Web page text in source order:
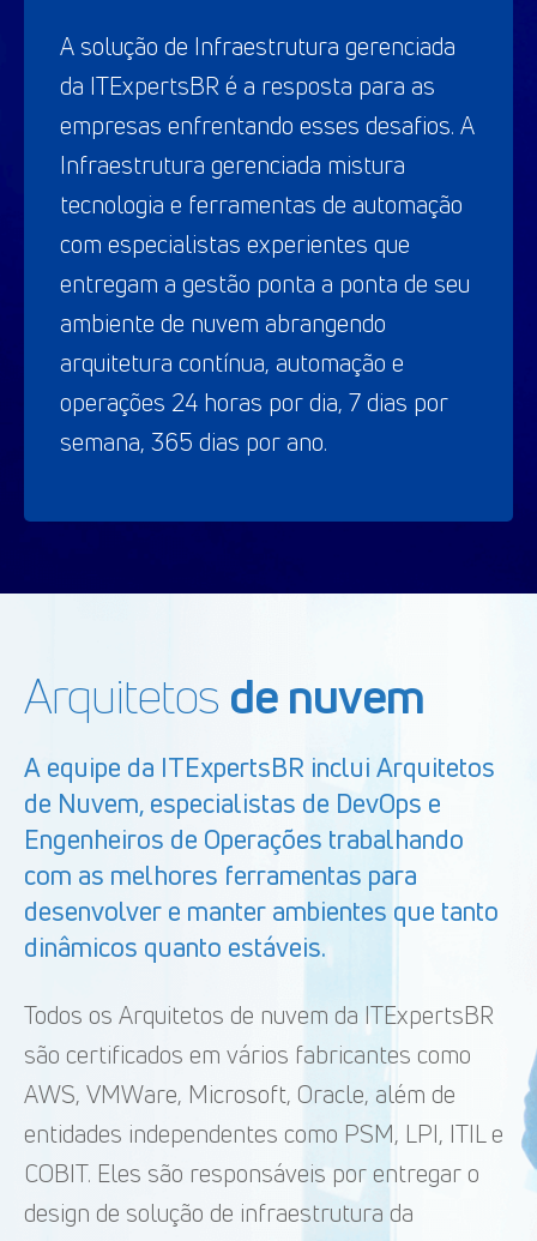
A solução de Infraestrutura gerenciada
da ITExpertsBR é a resposta para as
empresas enfrentando esses desafios. A
Infraestrutura gerenciada mistura
tecnologia e ferramentas de automação
com especialistas experientes que
entregam a gestão ponta a ponta de seu
ambiente de nuvem abrangendo
arquitetura contínua, automação e
operações 24 horas por dia, 7 dias por
semana, 365 dias por ano.
Arquitetos de nuvem
A equipe da ITExpertsBR inclui Arquitetos
de Nuvem, especialistas de DevOps e
Engenheiros de Operações trabalhando
com as melhores ferramentas para
desenvolver e manter ambientes que tanto
dinâmicos quanto estáveis.
Todos os Arquitetos de nuvem da ITExpertsBR
são certificados em vários fabricantes como
AWS, VMWare, Microsoft, Oracle, além de
entidades independentes como PSM, LPI, ITIL e
COBIT. Eles são responsáveis por entregar o
design de solução de infraestrutura da